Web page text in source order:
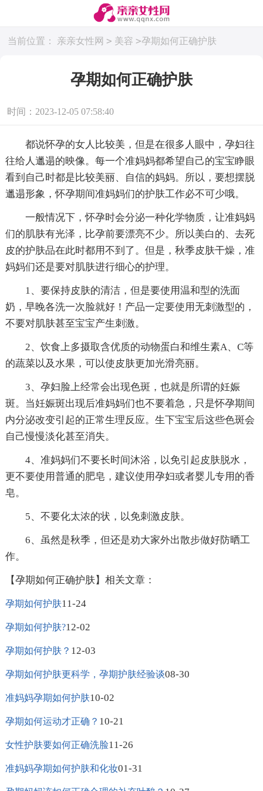
当前位置： 亲亲女性网 > 美容 >孕期如何正确护肤
孕期如何正确护肤
时间：2023-12-05 07:58:40
都说怀孕的女人比较美，但是在很多人眼中，孕妇往
往给人邋遢的映像。每一个准妈妈都希望自己的宝宝睁眼
看到自己时都是比较美丽、自信的妈妈。所以，要想摆脱
邋遢形象，怀孕期间准妈妈们的护肤工作必不可少哦。
一般情况下，怀孕时会分泌一种化学物质，让准妈妈
们的肌肤有光泽，比孕前要漂亮不少。所以美白的、去死
皮的护肤品在此时都用不到了。但是，秋季皮肤干燥，准
妈妈们还是要对肌肤进行细心的护理。
1、要保持皮肤的清洁，但是要使用温和型的洗面
奶，早晚各洗一次脸就好！产品一定要使用无刺激型的，
不要对肌肤甚至宝宝产生刺激。
2、饮食上多摄取含优质的动物蛋白和维生素A、C等
的蔬菜以及水果，可以使皮肤更加光滑亮丽。
3、孕妇脸上经常会出现色斑，也就是所谓的妊娠
斑。当妊娠斑出现后准妈妈们也不要着急，只是怀孕期间
内分泌改变引起的正常生理反应。生下宝宝后这些色斑会
自己慢慢淡化甚至消失。
4、准妈妈们不要长时间沐浴，以免引起皮肤脱水，
更不要使用普通的肥皂，建议使用孕妇或者婴儿专用的香
皂。
5、不要化太浓的状，以免刺激皮肤。
6、虽然是秋季，但还是劝大家外出散步做好防晒工
作。
【孕期如何正确护肤】相关文章：
孕期如何护肤11-24
孕期如何护肤?12-02
孕期如何护肤？ 12-03
孕期如何护肤更科学，孕期护肤经验谈08-30
准妈妈孕期如何护肤10-02
孕期如何运动才正确？ 10-21
女性护肤要如何正确洗脸11-26
准妈妈孕期如何护肤和化妆01-31